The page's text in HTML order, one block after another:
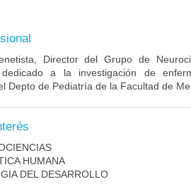
Director del Grupo de
a la investigación de
Depto de Pediatría de la Facultad de
HUMANA
DEL DESARROLLO